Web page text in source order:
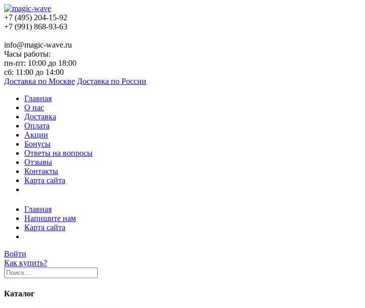
+7 (495) 204-15-92
+7 (991) 868-93-63
info@magic-wave.ru
Часы работы:
пн-пт: 10:00 до 18:00
сб: 11:00 до 14:00
Доставка по Москве Доставка по России
Главная
О нас
Доставка
Оплата
Акции
Бонусы
Ответы на вопросы
Отзывы
Контакты
Карта сайта
Главная
Напишите нам
Карта сайта
Войти
Как купить?
Каталог